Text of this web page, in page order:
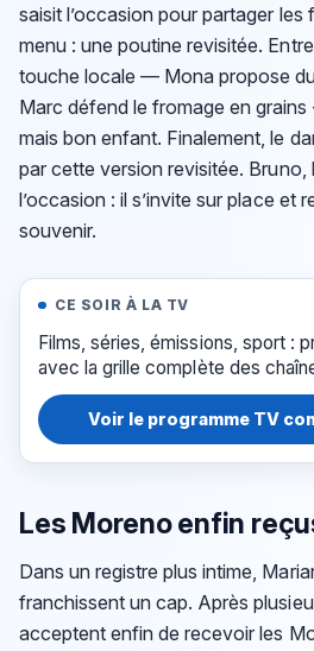
saisit l’occasion pour partager
menu : une poutine revisitée.
touche locale — Mona propose
Marc défend le fromage en
mais bon enfant. Finalement, le
par cette version revisitée. Bruno,
l’occasion : il s’invite sur place et
souvenir.
CE SOIR À LA TV
Films, séries, émissions, sport :
avec la grille complète des
Voir le programme TV
Les Moreno enfin
Dans un registre plus intime,
franchissent un cap. Après
acceptent enfin de recevoir les